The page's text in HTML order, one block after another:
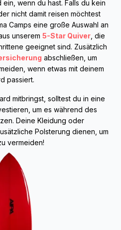
wenn du hast. Falls du kein
nicht damit reisen möchtest
Camps eine große Auswahl an
unserem 5-Star Quiver, die
geeignet sind. Zusätzlich
abschließen, um
wenn etwas mit deinem
passiert.
mitbringst, solltest du in eine
um es während des
Deine Kleidung oder
Polsterung dienen, um
vermeiden!